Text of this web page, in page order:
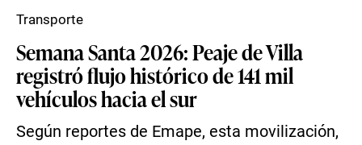
Semana Santa 2026: Peaje de Villa
registró flujo histórico de 141 mil
vehículos hacia el sur
Según reportes de Emape, esta movilización,
Transporte